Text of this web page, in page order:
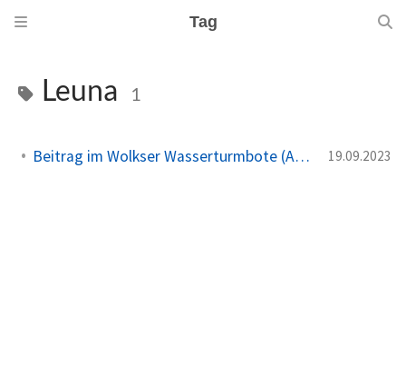
Tag
Leuna 1
Beitrag im Wolkser Wasserturmbote (Ausgabe 2023/10) 19.09.2023